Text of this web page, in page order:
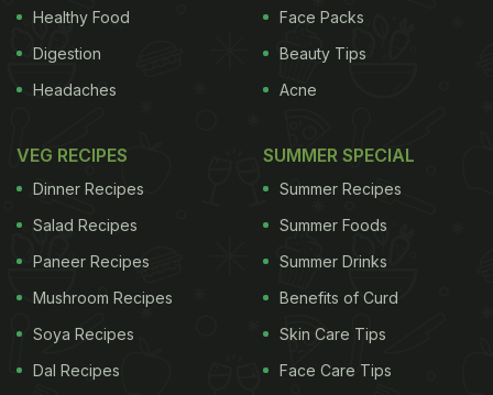
Healthy Food
Digestion
Headaches
Face Packs
Beauty Tips
Acne
VEG RECIPES
Dinner Recipes
Salad Recipes
Paneer Recipes
Mushroom Recipes
Soya Recipes
Dal Recipes
SUMMER SPECIAL
Summer Recipes
Summer Foods
Summer Drinks
Benefits of Curd
Skin Care Tips
Face Care Tips